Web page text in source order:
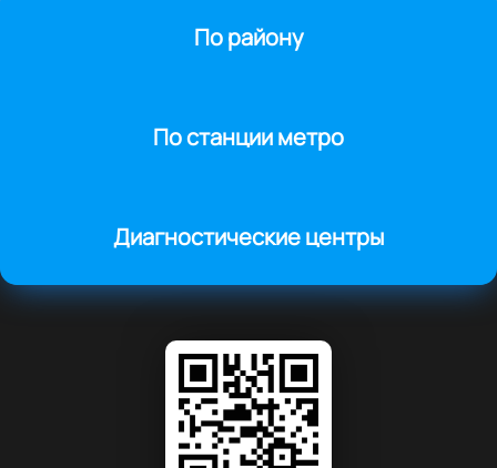
По району
По станции метро
Диагностические центры